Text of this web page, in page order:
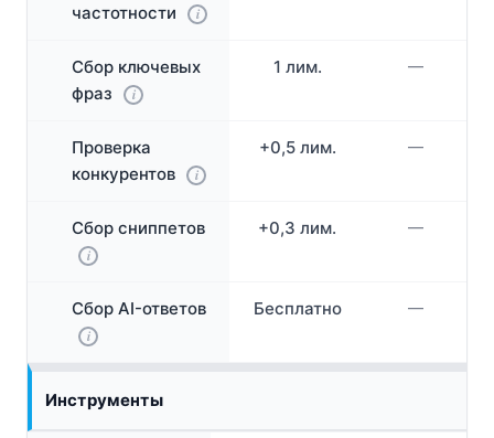
частотности
i
Сбор ключевых
фраз
i
1 лим. —
Проверка
конкурентов
i
+0,5 лим. —
Сбор сниппетов
i
+0,3 лим. —
Сбор AI-ответов
i
Бесплатно —
Инструменты